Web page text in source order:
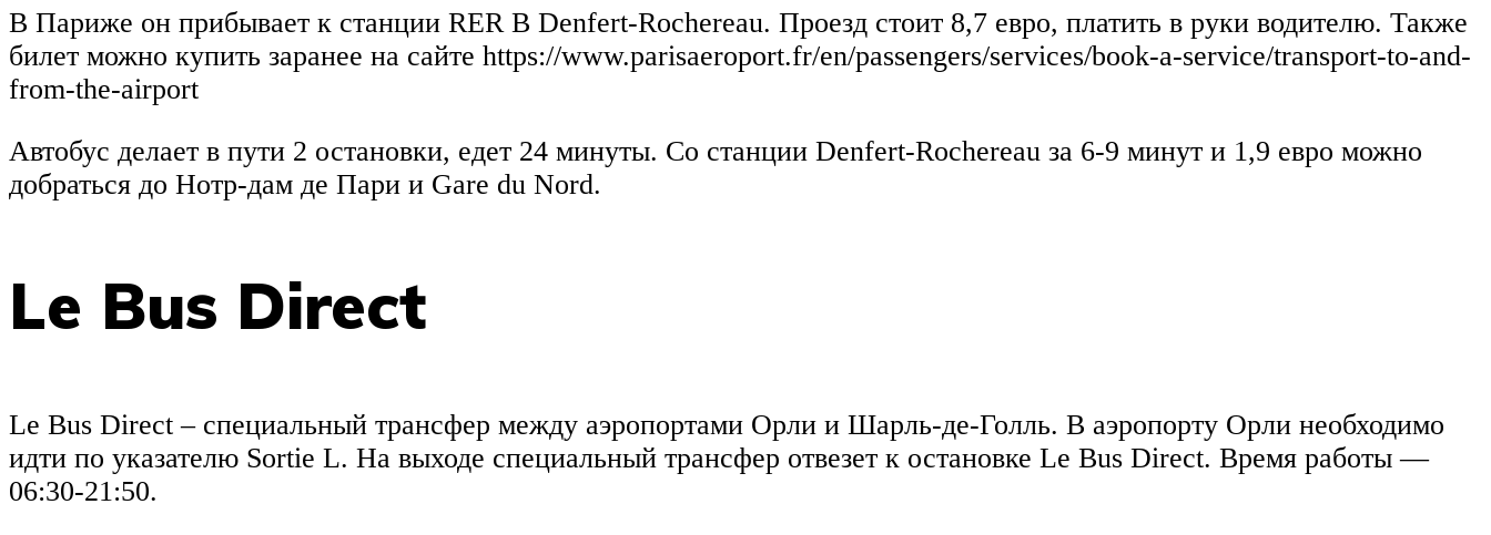
В Париже он прибывает к станции RER B Denfert-Rochereau. Проезд стоит 8,7 евро, платить в руки водителю. Также
билет можно купить заранее на сайте https://www.parisaeroport.fr/en/passengers/services/book-a-service/transport-to-and-
from-the-airport
Автобус делает в пути 2 остановки, едет 24 минуты. Со станции Denfert-Rochereau за 6-9 минут и 1,9 евро можно
добраться до Нотр-дам де Пари и Gare du Nord.
Le Bus Direct
Le Bus Direct – специальный трансфер между аэропортами Орли и Шарль-де-Голль. В аэропорту Орли необходимо
идти по указателю Sortie L. На выходе специальный трансфер отвезет к остановке Le Bus Direct. Время работы —
06:30-21:50.